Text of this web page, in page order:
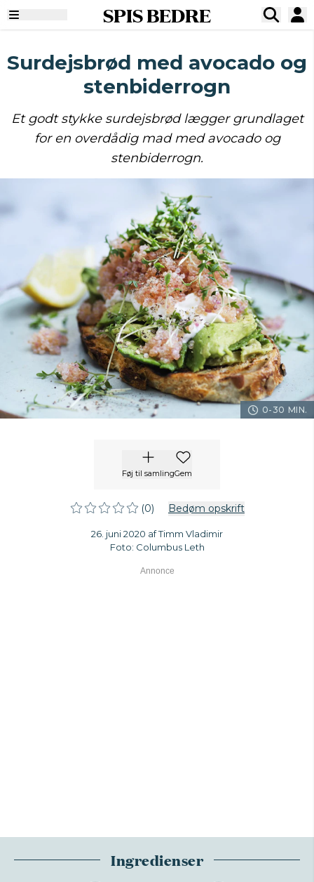
SPIS BEDRE
Surdejsbrød med avocado og
stenbiderrogn
Et godt stykke surdejsbrød lægger grundlaget
for en overdådig mad med avocado og
stenbiderrogn.
0-30 MIN.
Føj til samlingGem
(0) Bedøm opskrift
26. juni 2020 af Timm Vladimir
Foto: Columbus Leth
Ingredienser